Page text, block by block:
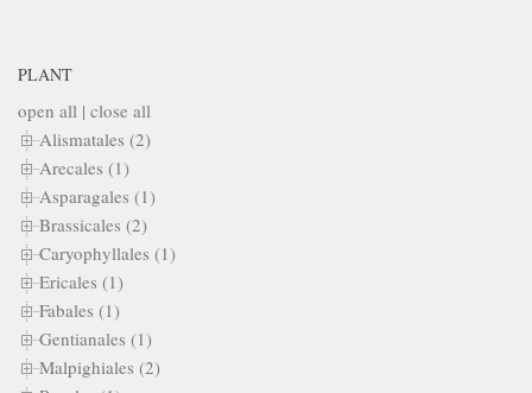
PLANT
open all | close all
Alismatales (2)
Arecales (1)
Asparagales (1)
Brassicales (2)
Caryophyllales (1)
Ericales (1)
Fabales (1)
Gentianales (1)
Malpighiales (2)